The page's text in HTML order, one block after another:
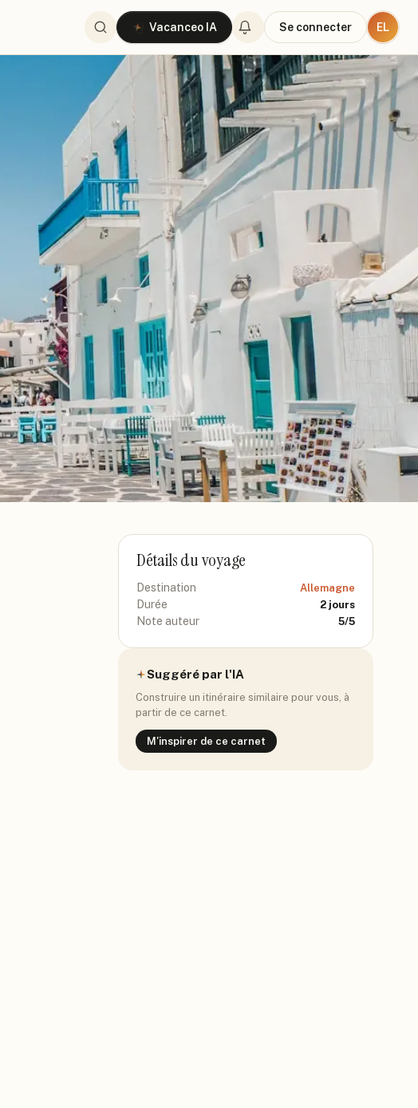
Vacanceo IA Se connecter EL
Détails du voyage
Destination Allemagne
Durée 2 jours
Note auteur 5/5
Suggéré par l'IA
Construire un itinéraire similaire pour vous, à
partir de ce carnet.
M'inspirer de ce carnet